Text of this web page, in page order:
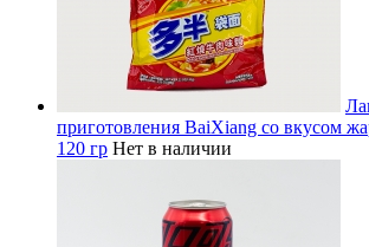
приготовления BaiXiang со вкусом
120 гр Нет в наличии